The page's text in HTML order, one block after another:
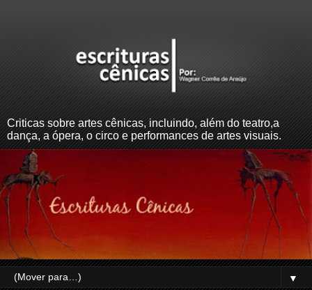
Criticas sobre artes cênicas, incluindo, além do teatro,a
dança, a ópera, o circo e performances de artes visuais.
▼